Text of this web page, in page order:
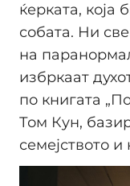
ќерката, која
собата. Ни
на
избркаат
по книгата
Том Кун,
семејството